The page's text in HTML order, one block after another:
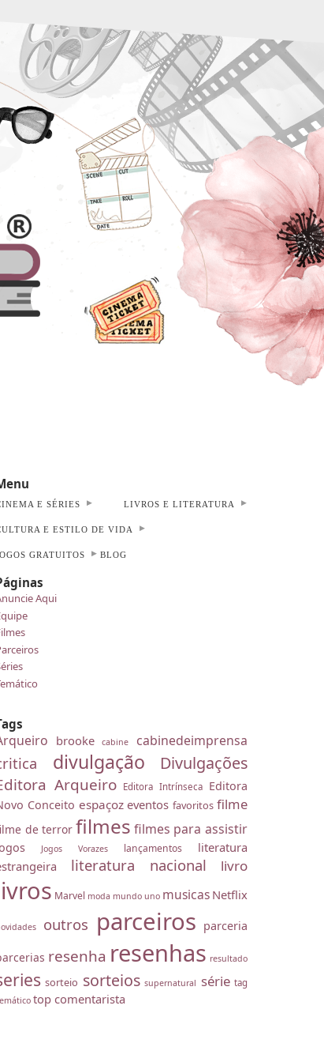
E SÉRIES LIVROS E LITERATURA
E ESTILO DE VIDA
GRATUITOS BLOG
Aqui
brooke cabine cabinedeimprensa
divulgação Divulgações
Arqueiro Editora Intrínseca Editora
Conceito espaçoz eventos favoritos filme
de terror filmes filmes para assistir
Jogos Vorazes lançamentos
literatura
literatura nacional livro
Marvel moda mundo uno musicas Netflix
outros parceiros parceria
resenha resenhas resultado
sorteio sorteios supernatural série tag
top comentarista